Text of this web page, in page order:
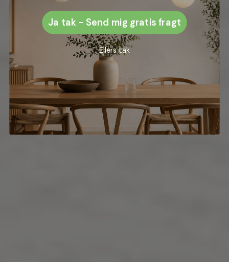
Ja tak - Send mig gratis fragt
Ellers tak